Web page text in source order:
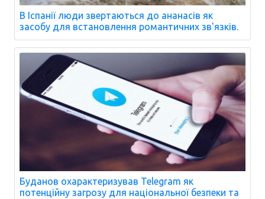
В Іспанії люди звертаються до ананасів як
засобу для встановлення романтичних зв'язків.
Буданов охарактеризував Telegram як
потенційну загрозу для національної безпеки та